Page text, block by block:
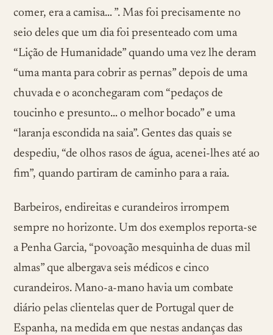
comer, era a camisa… ”. Mas foi precisamente no
seio deles que um dia foi presenteado com uma
“Lição de Humanidade” quando uma vez lhe deram
“uma manta para cobrir as pernas” depois de uma
chuvada e o aconchegaram com “pedaços de
toucinho e presunto… o melhor bocado” e uma
“laranja escondida na saia”. Gentes das quais se
despediu, “de olhos rasos de água, acenei-lhes até ao
fim”, quando partiram de caminho para a raia.
Barbeiros, endireitas e curandeiros irrompem
sempre no horizonte. Um dos exemplos reporta-se
a Penha Garcia, “povoação mesquinha de duas mil
almas” que albergava seis médicos e cinco
curandeiros. Mano-a-mano havia um combate
diário pelas clientelas quer de Portugal quer de
Espanha, na medida em que nestas andanças das